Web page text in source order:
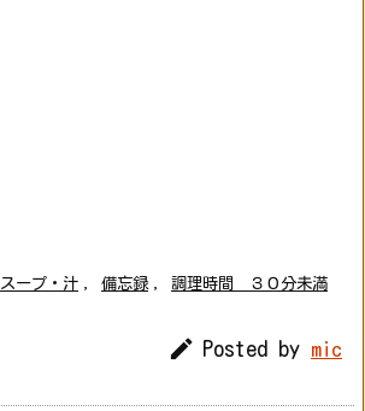
スープ・汁 , 備忘録 , 調理時間 ３０分未満
 Posted by mic